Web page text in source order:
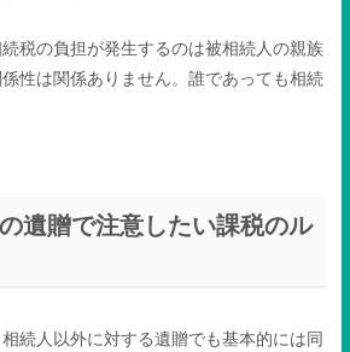
税の負担が発生するのは被相続人の親族
性は関係ありません。誰であっても相続
遺贈で注意したい課税のル
続人以外に対する遺贈でも基本的には同